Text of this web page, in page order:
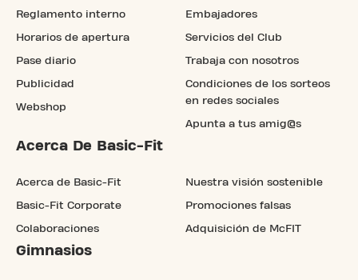
Reglamento interno
Horarios de apertura
Pase diario
Publicidad
Webshop
Embajadores
Servicios del Club
Trabaja con nosotros
Condiciones de los sorteos
en redes sociales
Apunta a tus amig@s
Acerca De Basic-Fit
Acerca de Basic-Fit
Basic-Fit Corporate
Colaboraciones
Nuestra visión sostenible
Promociones falsas
Adquisición de McFIT
Gimnasios